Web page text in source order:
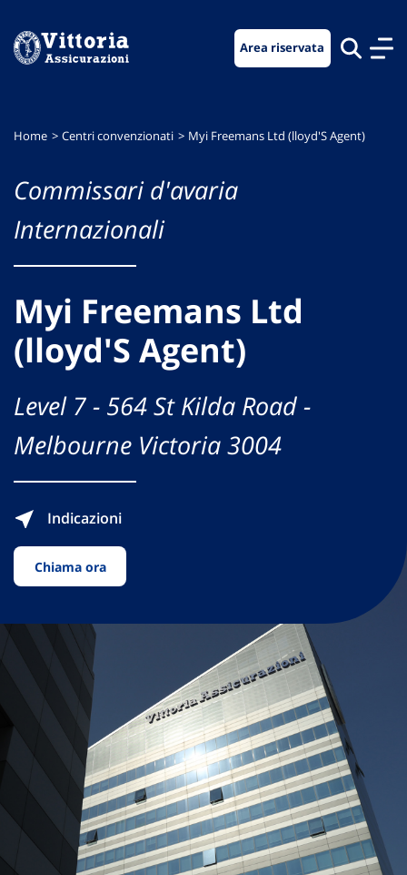
menu
contenuto
footer
Area riservata
Home Centri convenzionati Myi Freemans Ltd (lloyd'S Agent)
Commissari d'avaria
Internazionali
Myi Freemans Ltd
(lloyd'S Agent)
Level 7 - 564 St Kilda Road -
Melbourne Victoria 3004
Indicazioni
Chiama ora